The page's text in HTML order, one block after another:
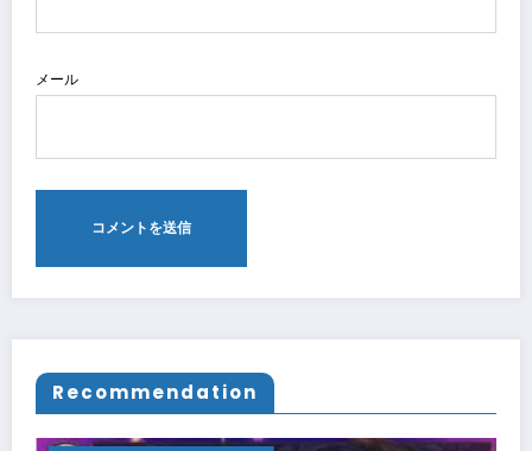
メール
Recommendation